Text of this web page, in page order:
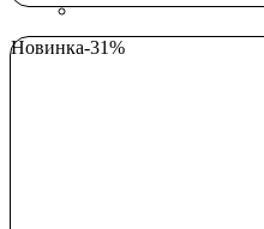
Новинка-31%